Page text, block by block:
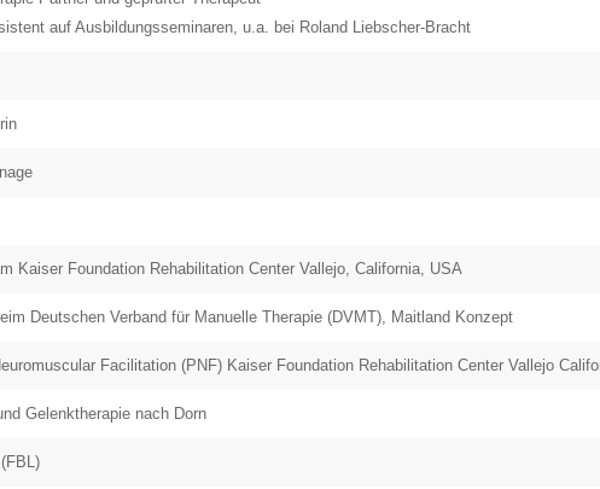
auf Ausbildungsseminaren, u.a. bei Roland Liebscher-Bracht
Kaiser Foundation Rehabilitation Center Vallejo, California, USA
Deutschen Verband für Manuelle Therapie (DVMT), Maitland Konzept
Facilitation (PNF) Kaiser Foundation Rehabilitation Center Vallejo
Gelenktherapie nach Dorn